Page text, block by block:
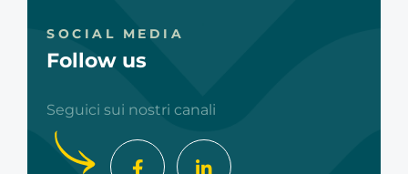
SOCIAL MEDIA
Follow us
Seguici sui nostri canali